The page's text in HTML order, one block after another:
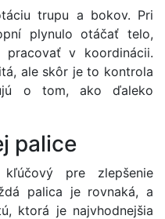
trupu a bokov. Pri
plynulo otáčať telo,
v koordinácii.
ale skôr je to kontrola
o tom, ako ďaleko
palice
pre zlepšenie
palica je rovnaká, a
ktorá je najvhodnejšia